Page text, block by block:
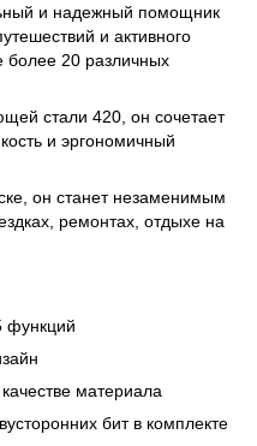
и надежный помощник
и активного
более 20 различных
стали 420, он сочетает
и эргономичный
он станет незаменимым
ремонтах, отдыхе на
функций
материала
бит в комплекте